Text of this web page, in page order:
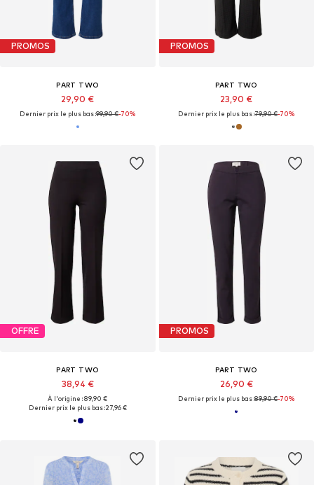
PROMOS
PART TWO
29,90 €
Dernier prix le plus bas :99,90 €-70%
PROMOS
PART TWO
23,90 €
Dernier prix le plus bas :79,90 €-70%
OFFRE
PART TWO
38,94 €
À l'origine : 89,90 €
Dernier prix le plus bas :27,96 €
PROMOS
PART TWO
26,90 €
Dernier prix le plus bas :89,90 €-70%